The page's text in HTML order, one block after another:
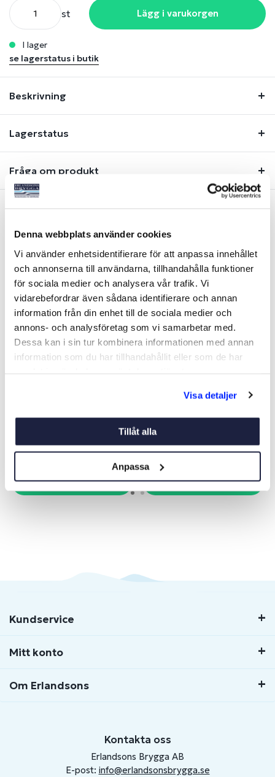
Denna webbplats använder cookies
Vi använder enhetsidentifierare för att anpassa innehållet
och annonserna till användarna, tillhandahålla funktioner
för sociala medier och analysera vår trafik. Vi
vidarebefordrar även sådana identifierare och annan
information från din enhet till de sociala medier och
annons- och analysföretag som vi samarbetar med.
Dessa kan i sin tur kombinera informationen med annan
information som du har tillhandahållit eller som de har
Visa detaljer
Tillåt alla
Anpassa
st Lägg i varukorgen
i lager
se lagerstatus i butik
Beskrivning
Lagerstatus
Fråga om produkt
Liknande produkter
Köp
75 kr
Köp
Kundservice
Mitt konto
Om Erlandsons
Kontakta oss
Erlandsons Brygga AB
E-post: info@erlandsonsbrygga.se